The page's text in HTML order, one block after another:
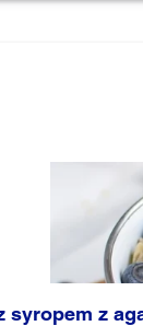
syropem z